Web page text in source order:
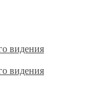
видения
видения